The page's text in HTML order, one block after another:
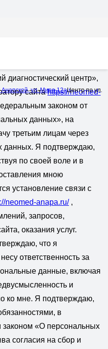
Анапской, ул. Мира 12аЦентр по ул.
диагностический центр»,
сайтаhttps://neomed-
законом от
данных», на
третьим лицам через
данных. Я подтверждаю,
по своей воле и в
мною
установление связи с
neomed-anapa.ru/,
запросов,
оказания услуг.
что я
ответственность за
данные, включая
и
ко мне. Я подтверждаю,
в
законом «О персональных
согласия на сбор и